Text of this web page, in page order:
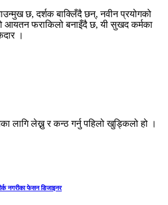
छ, दर्शक बाक्लिँदै छन्, नवीन प्रयोगको
आयतन फराकिलो बनाइँदै छ, यी सुखद कर्मका
।
लागि लेख्नु र कन्ठ गर्नु पहिलो खुड्किलो हो ।
नगरीका फेसन डिजाइनर